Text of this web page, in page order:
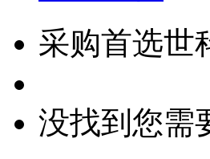
采购首选世
没找到您需